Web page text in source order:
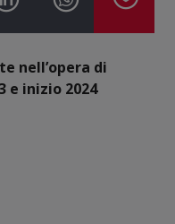
nell’opera di
e inizio 2024